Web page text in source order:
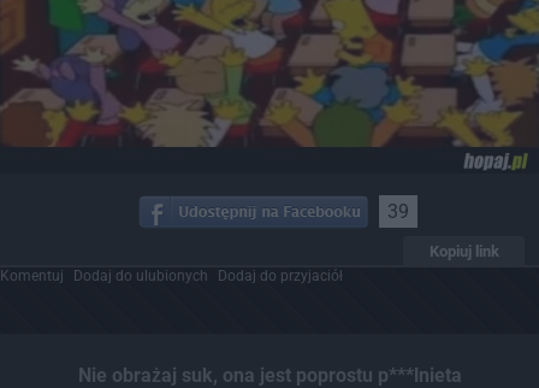
39
Kopiuj link
Komentuj Dodaj do ulubionych Dodaj do przyjaciół
Nie obrażaj suk, ona jest poprostu p***lnieta